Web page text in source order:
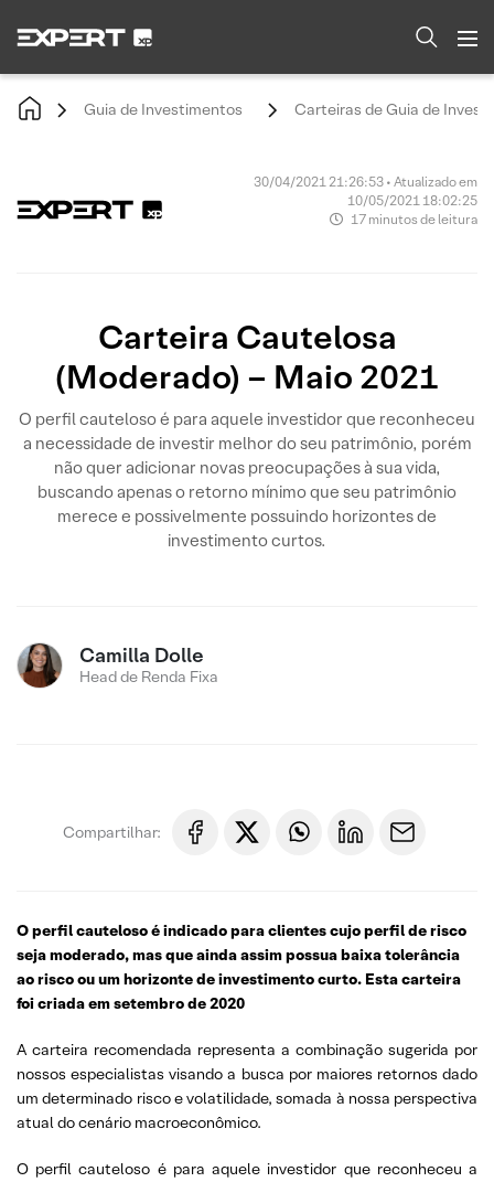
Guia de Investimentos Carteiras de Guia de
30/04/2021 21:26:53 • Atualizado em
10/05/2021 18:02:25
17 minutos de leitura
Carteira Cautelosa
(Moderado) – Maio 2021
O perfil cauteloso é para aquele investidor que reconheceu
a necessidade de investir melhor do seu patrimônio, porém
não quer adicionar novas preocupações à sua vida,
buscando apenas o retorno mínimo que seu patrimônio
merece e possivelmente possuindo horizontes de
investimento curtos.
Camilla Dolle
Head de Renda Fixa
Compartilhar:
O perfil cauteloso é indicado para clientes cujo perfil de risco
seja moderado, mas que ainda assim possua baixa tolerância
ao risco ou um horizonte de investimento curto. Esta carteira
foi criada em setembro de 2020
A carteira recomendada representa a combinação sugerida por
nossos especialistas visando a busca por maiores retornos dado
um determinado risco e volatilidade, somada à nossa perspectiva
atual do cenário macroeconômico.
O perfil cauteloso é para aquele investidor que reconheceu a